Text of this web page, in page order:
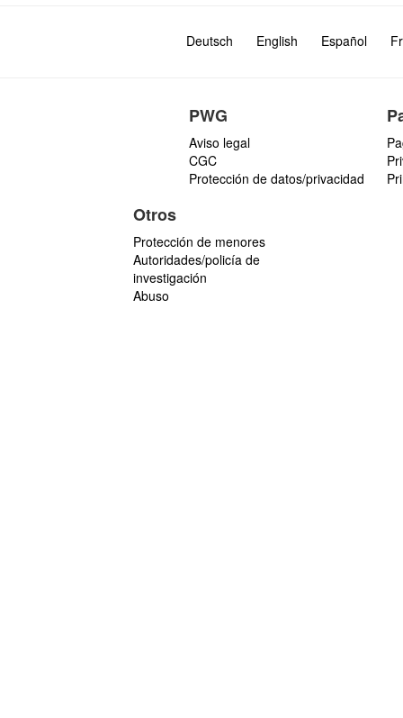
Deutsch English Español
PWG
Aviso legal
CGC
Protección de datos/privacidad
Otros
Protección de menores
Autoridades/policía de
investigación
Abuso